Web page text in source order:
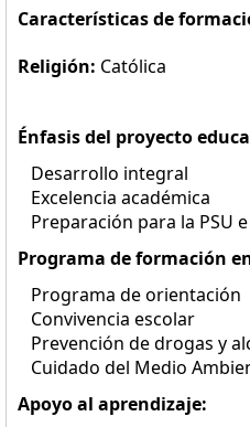
Características de
Religión: Católica
Énfasis del proyecto
Desarrollo integral
Excelencia académica
Preparación para la PSU
Programa de formación
Programa de orientación
Convivencia escolar
Prevención de drogas y
Cuidado del Medio
Apoyo al aprendizaje: